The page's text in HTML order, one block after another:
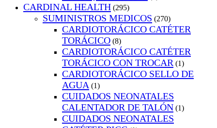
CARDINAL HEALTH (295)
SUMINISTROS MEDICOS (270)
CARDIOTORÁCICO CATÉTER
TORÁCICO (8)
CARDIOTORÁCICO CATÉTER
TORÁCICO CON TROCAR (1)
CARDIOTORÁCICO SELLO DE
AGUA (1)
CUIDADOS NEONATALES
CALENTADOR DE TALÓN (1)
CUIDADOS NEONATALES